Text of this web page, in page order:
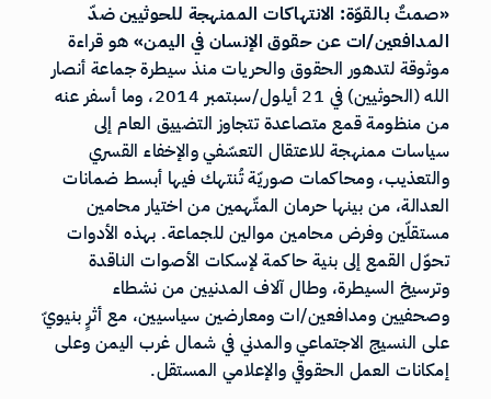
«صمتٌ بالقوّة: الانتهاكات الممنهجة للحوثيين ضدّ
المدافعين/ات عن حقوق الإنسان في اليمن» هو قراءة
موثوقة لتدهور الحقوق والحريات منذ سيطرة جماعة أنصار
الله (الحوثيين) في 21 أيلول/سبتمبر 2014، وما أسفر عنه
من منظومة قمع متصاعدة تتجاوز التضييق العام إلى
سياسات ممنهجة للاعتقال التعسّفي والإخفاء القسري
والتعذيب، ومحاكمات صوريّة تُنتهك فيها أبسط ضمانات
العدالة، من بينها حرمان المتّهمين من اختيار محامين
مستقلّين وفرض محامين موالين للجماعة. بهذه الأدوات
تحوّل القمع إلى بنية حاكمة لإسكات الأصوات الناقدة
وترسيخ السيطرة، وطال آلاف المدنيين من نشطاء
وصحفيين ومدافعين/ات ومعارضين سياسيين، مع أثرٍ بنيويّ
على النسيج الاجتماعي والمدني في شمال غرب اليمن وعلى
إمكانات العمل الحقوقي والإعلامي المستقل.